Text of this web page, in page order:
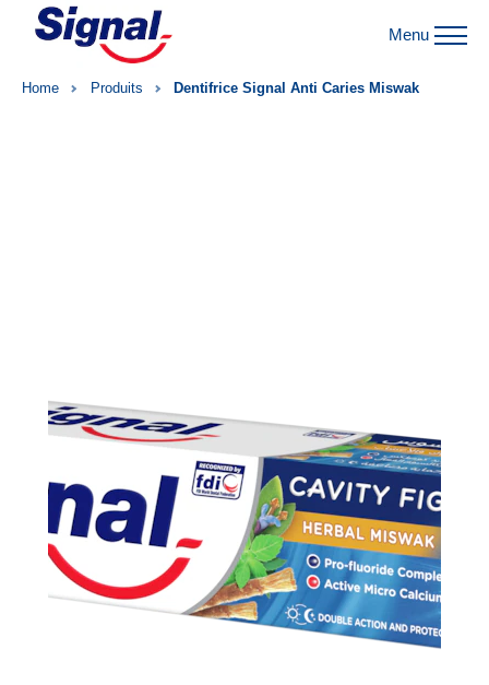
Menu
Home Produits Dentifrice Signal Anti Caries Miswak